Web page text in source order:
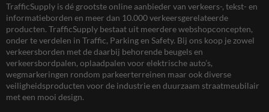
TrafficSupply is dé grootste online aanbieder van verkeers-, tekst- en
informatieborden en meer dan 10.000 verkeersgerelateerde
producten. TrafficSupply bestaat uit meerdere webshopconcepten,
onder te verdelen in Traffic, Parking en Safety. Bij ons koop je zowel
verkeersborden met de daarbij behorende beugels en
verkeersbordpalen, oplaadpalen voor elektrische auto’s,
wegmarkeringen rondom parkeerterreinen maar ook diverse
veiligheidsproducten voor de industrie en duurzaam straatmeubilair
met een mooi design.